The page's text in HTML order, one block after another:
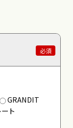
必須
GRANDIT
ト